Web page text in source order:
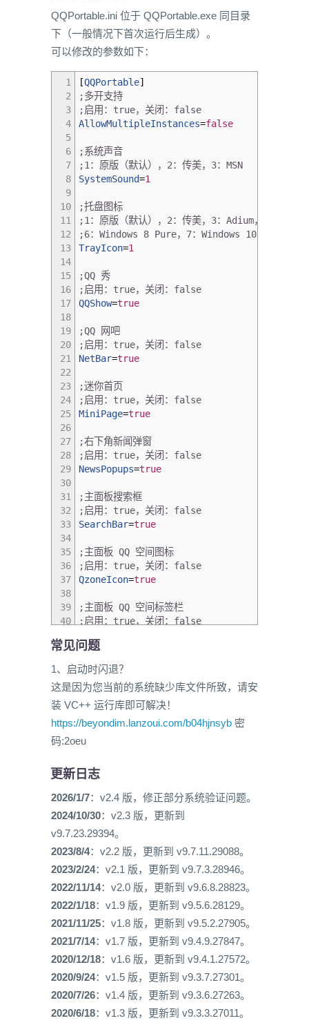
QQPortable.ini 位于 QQPortable.exe 同目录
下（一般情况下首次运行后生成）。
可以修改的参数如下：
1
2
3
4
5
6
7
8
9
10
11
12
13
14
15
16
17
18
19
20
21
22
23
24
25
26
27
28
29
30
31
32
33
34
35
36
37
38
39
40
42
44
45
46
47
48
49
51
53
54
55
57
58
59
61
62
63
65
66
67
68
[QQPortable]
;多开支持
;启用：true，关闭：false
AllowMultipleInstances=false
;系统声音
;1：原版（默认），2：传美，3：MSN
SystemSound=1
;托盘图标
;1：原版（默认），2：传美，3：Adium，4：
;6：Windows 8 Pure，7：Windows 10 Style
TrayIcon=1
;QQ 秀
;启用：true，关闭：false
QQShow=true
;QQ 网吧
;启用：true，关闭：false
NetBar=true
;迷你首页
;启用：true，关闭：false
MiniPage=true
;右下角新闻弹窗
;启用：true，关闭：false
NewsPopups=true
;主面板搜索框
;启用：true，关闭：false
SearchBar=true
;主面板 QQ 空间图标
;启用：true，关闭：false
QzoneIcon=true
;主面板 QQ 空间标签栏
;启用：true，关闭：false
;主面板腾讯文档图标
;启用：true，关闭：false
DocIcon=true
;主面板勋章墙图标
;启用：true，关闭：false
MedalWall
;群聊送礼物动画
Winks=true
;本地会员
;启用：true，关闭：false
LocalVIP=true
;本地已读消息防撤回
;启用：true，关闭：false
;「通过 QQ 发送到」右键菜单
;启用：true，关闭：false
ContextMenu=true
;NtrQQ
;启用：true，关闭：false
true
常见问题
1、启动时闪退？
这是因为您当前的系统缺少库文件所致，请安
装 VC++ 运行库即可解决！
https://beyondim.lanzoui.com/b04hjnsyb 密
码:2oeu
更新日志
2026/1/7：v2.4 版，修正部分系统验证问题。
2024/10/30：v2.3 版，更新到
v9.7.23.29394。
2023/8/4：v2.2 版，更新到 v9.7.11.29088。
2023/2/24：v2.1 版，更新到 v9.7.3.28946。
2022/11/14：v2.0 版，更新到 v9.6.8.28823。
2022/1/18：v1.9 版，更新到 v9.5.6.28129。
2021/11/25：v1.8 版，更新到 v9.5.2.27905。
2021/7/14：v1.7 版，更新到 v9.4.9.27847。
2020/12/18：v1.6 版，更新到 v9.4.1.27572。
2020/9/24：v1.5 版，更新到 v9.3.7.27301。
2020/7/26：v1.4 版，更新到 v9.3.6.27263。
2020/6/18：v1.3 版，更新到 v9.3.3.27011。